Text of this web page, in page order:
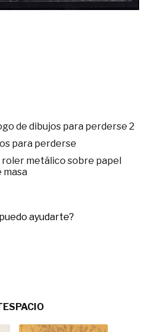
de dibujos para perderse 2
para perderse
roler metálico sobre papel
masa
ayudarte?